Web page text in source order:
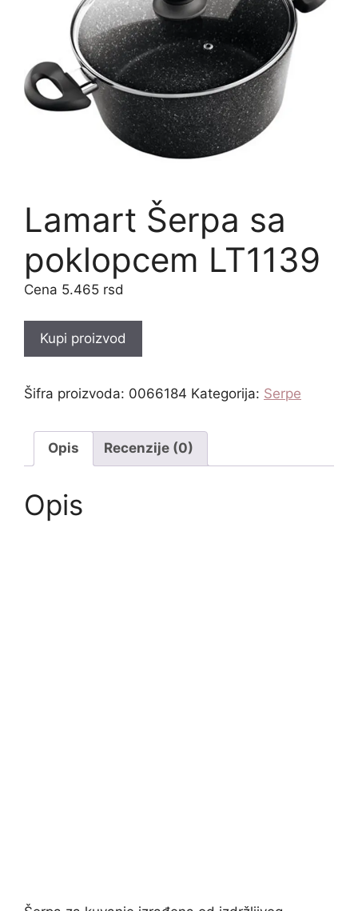
Lamart Šerpa sa
poklopcem LT1139
5.465 rsd
Kupi proizvod
Šifra proizvoda: 0066184 Kategorija: Serpe
Opis Recenzije (0)
Opis